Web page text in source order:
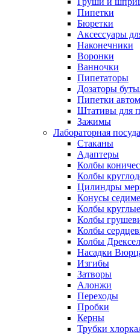
Пипетки
Бюретки
Аксессуары
Наконечники
Воронки
Ванночки
Пипетаторы
Дозаторы
Пипетки
Штативы для
Зажимы
Лабораторная посуда
Стаканы
Адаптеры
Колбы
Колбы
Цилиндры
Конусы
Колбы
Колбы
Колбы
Колбы
Насадки
Изгибы
Затворы
Алонжи
Переходы
Пробки
Керны
Трубки